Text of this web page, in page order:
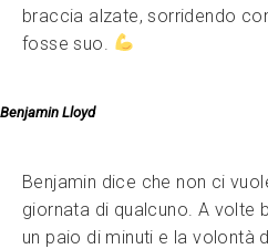
braccia alzate, sorridendo
fosse suo.
Benjamin Lloyd
Benjamin dice che non ci
giornata di qualcuno. A volte
un paio di minuti e la volontà